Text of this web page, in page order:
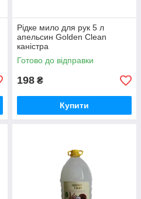
Рідке мило для рук 5 л
апельсин Golden Clean
каністра
Готово до відправки
198 ₴
Купити